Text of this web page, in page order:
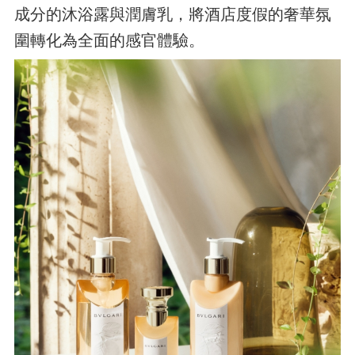
成分的沐浴露與潤膚乳，將酒店度假的奢華氛
圍轉化為全面的感官體驗。